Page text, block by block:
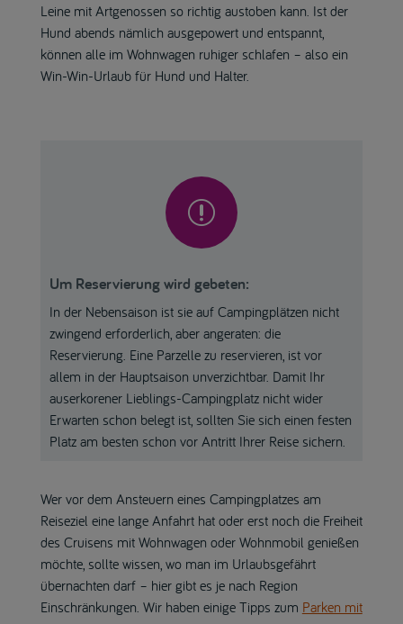
Leine mit Artgenossen so richtig austoben kann. Ist der
Hund abends nämlich ausgepowert und entspannt,
können alle im Wohnwagen ruhiger schlafen – also ein
Win-Win-Urlaub für Hund und Halter.
r
Um Reservierung wird gebeten:
In der Nebensaison ist sie auf Campingplätzen nicht
zwingend erforderlich, aber angeraten: die
Reservierung. Eine Parzelle zu reservieren, ist vor
allem in der Hauptsaison unverzichtbar. Damit Ihr
auserkorener Lieblings-Campingplatz nicht wider
Erwarten schon belegt ist, sollten Sie sich einen festen
Platz am besten schon vor Antritt Ihrer Reise sichern.
Wer vor dem Ansteuern eines Campingplatzes am
Reiseziel eine lange Anfahrt hat oder erst noch die Freiheit
des Cruisens mit Wohnwagen oder Wohnmobil genießen
möchte, sollte wissen, wo man im Urlaubsgefährt
übernachten darf – hier gibt es je nach Region
Einschränkungen. Wir haben einige Tipps zum Parken mit